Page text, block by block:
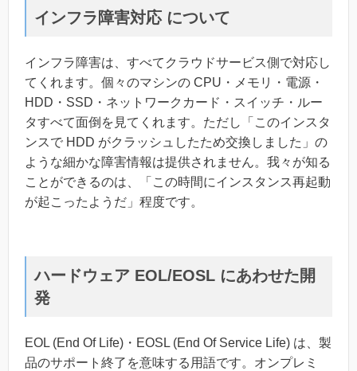
インフラ障害対応 について
インフラ障害は、すべてクラウドサービス側で対応し
てくれます。個々のマシンの CPU・メモリ・電源・
HDD・SSD・ネットワークカード・スイッチ・ルー
タすべて面倒を見てくれます。ただし「このインスタ
ンスで HDD がクラッシュしたため交換しました」の
ような細かな障害情報は提供されません。我々が知る
ことができるのは、「この時間にインスタンス再起動
が起こったようだ」程度です。
ハードウェア EOL/EOSL にあわせた開
発
EOL (End Of Life)・EOSL (End Of Service Life) は、製
品のサポート終了を意味する用語です。オンプレミ